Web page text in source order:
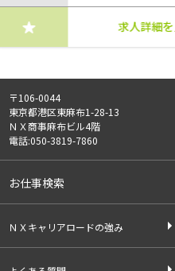
〒106-0044
東京都港区東麻布1-28-13
ＮＸ商事麻布ビル4階
電話:050-3819-7860
お仕事検索
ＮＸキャリアロードの強み